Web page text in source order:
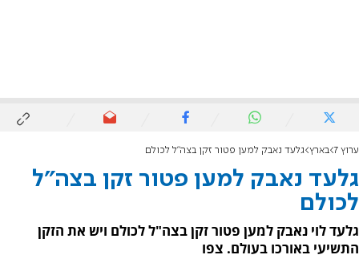
ערוץ 7 בארץ גלעד נאבק למען פטור זקן בצה"ל לכולם
גלעד נאבק למען פטור זקן בצה"ל
לכולם
גלעד לוי נאבק למען פטור זקן בצה"ל לכולם ויש את הזקן
התשיעי באורכו בעולם. צפו